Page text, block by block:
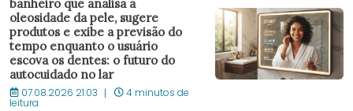
banheiro que analisa a
oleosidade da pele, sugere
produtos e exibe a previsão do
tempo enquanto o usuário
escova os dentes: o futuro do
autocuidado no lar
07.08.2026 21:03 4 minutos de
leitura